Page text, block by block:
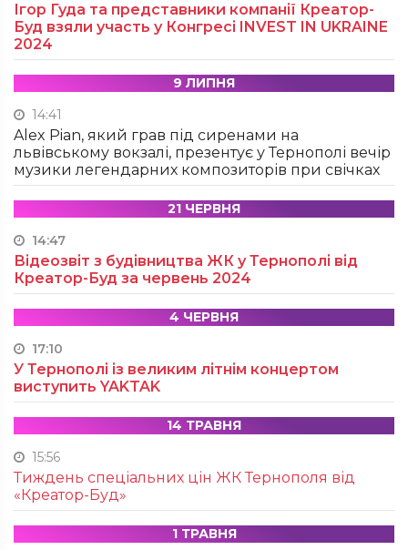
Ігор Гуда та представники компанії Креатор-
Буд взяли участь у Конгресі INVEST IN UKRAINE
2024
9 ЛИПНЯ
14:41
Alex Pian, який грав під сиренами на
львівському вокзалі, презентує у Тернополі вечір
музики легендарних композиторів при свічках
21 ЧЕРВНЯ
14:47
Відеозвіт з будівництва ЖК у Тернополі від
Креатор-Буд за червень 2024
4 ЧЕРВНЯ
17:10
У Тернополі із великим літнім концертом
виступить YAKTAK
14 ТРАВНЯ
15:56
Тиждень спеціальних цін ЖК Тернополя від
«Креатор-Буд»
1 ТРАВНЯ